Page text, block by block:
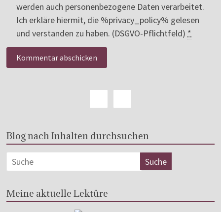
werden auch personenbezogene Daten verarbeitet.
Ich erkläre hiermit, die %privacy_policy% gelesen
und verstanden zu haben. (DSGVO-Pflichtfeld) *
Blog nach Inhalten durchsuchen
Meine aktuelle Lektüre